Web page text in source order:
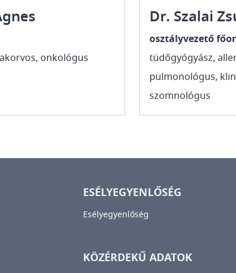
onkológus
Dr. Szalai
osztályvezető
tüdőgyógyász,
pulmonológus,
szomnológus
ESÉLYEGYENLŐSÉG
Esélyegyenlőség
KÖZÉRDEKŰ ADATOK